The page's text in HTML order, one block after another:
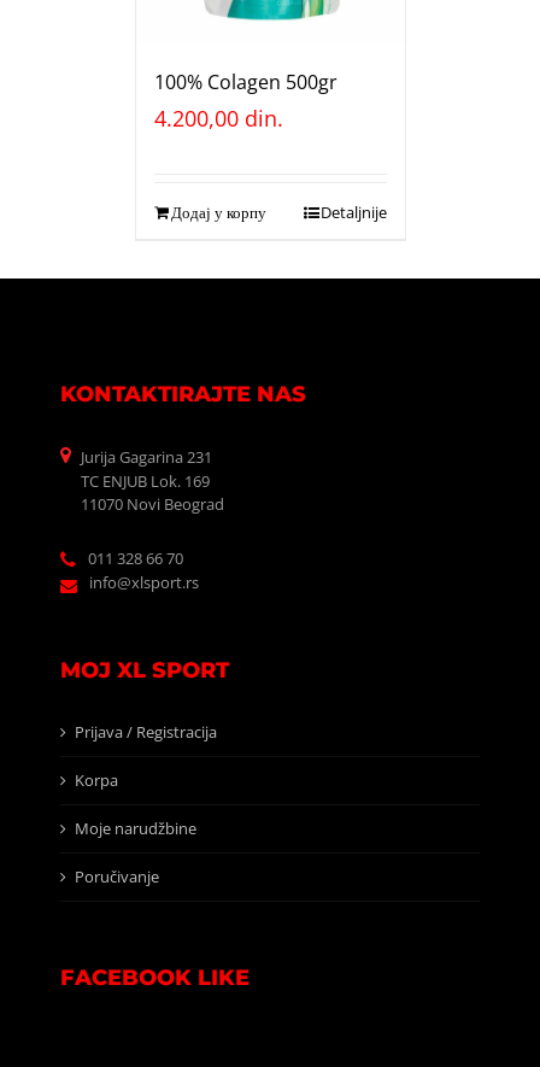
100% Colagen 500gr
4.200,00 din.
Додај у корпу Detaljnije
KONTAKTIRAJTE NAS
Jurija Gagarina 231
TC ENJUB Lok. 169
11070 Novi Beograd
011 328 66 70
info@xlsport.rs
MOJ XL SPORT
Prijava / Registracija
Korpa
Moje narudžbine
Poručivanje
FACEBOOK LIKE